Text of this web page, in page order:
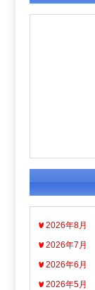
2026年8月
2026年7月
2026年6月
2026年5月